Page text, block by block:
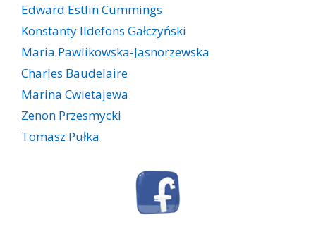
Edward Estlin Cummings
Konstanty Ildefons Gałczyński
Maria Pawlikowska-Jasnorzewska
Charles Baudelaire
Marina Cwietajewa
Zenon Przesmycki
Tomasz Pułka